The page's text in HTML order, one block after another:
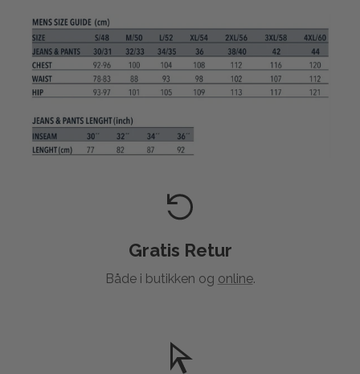
Gratis Retur
Både i butikken og online.